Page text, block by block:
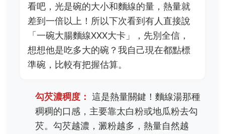
看吧，光是碗的大小和麵線的量，熱量就
差到一倍以上！所以下次看到有人直接說
「一碗大腸麵線XXX大卡」，先別全信，
想想他是吃多大的碗？我自己現在都點標
準碗，比較有把握估算。
勾芡濃稠度： 這是熱量關鍵！麵線湯那種
稠稠的口感，主要靠太白粉或地瓜粉去勾
芡。勾芡越濃，澱粉越多，熱量自然越